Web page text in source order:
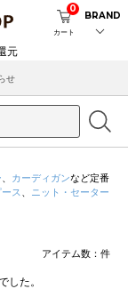
カート
0
BRAND
せ
カーディガンなど定番
ス
ニット・セーター
アイテム数： 件
した。